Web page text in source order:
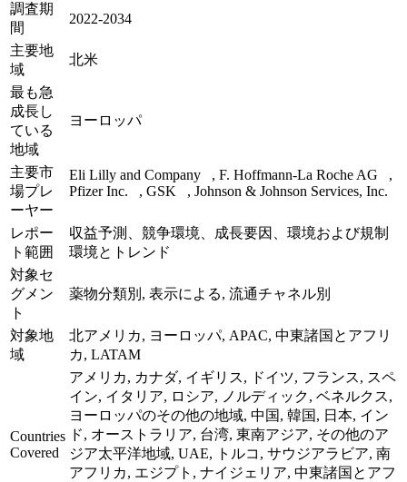
調査期
間
2022-2034
主要地
域
北米
最も急
成長し
ている
地域
ヨーロッパ
主要市
場プレ
ーヤー
Eli Lilly and Company , F. Hoffmann-La Roche AG ,
Pfizer Inc. , GSK , Johnson & Johnson Services, Inc.
レポー
ト範囲
収益予測、競争環境、成長要因、環境および規制
環境とトレンド
対象セ
グメン
ト
薬物分類別, 表示による, 流通チャネル別
対象地
域
北アメリカ, ヨーロッパ, APAC, 中東諸国とアフリ
カ, LATAM
Countries
Covered
アメリカ, カナダ, イギリス, ドイツ, フランス, スペ
イン, イタリア, ロシア, ノルディック, ベネルクス,
ヨーロッパのその他の地域, 中国, 韓国, 日本, イン
ド, オーストラリア, 台湾, 東南アジア, その他のア
ジア太平洋地域, UAE, トルコ, サウジアラビア, 南
アフリカ, エジプト, ナイジェリア, 中東諸国とアフ